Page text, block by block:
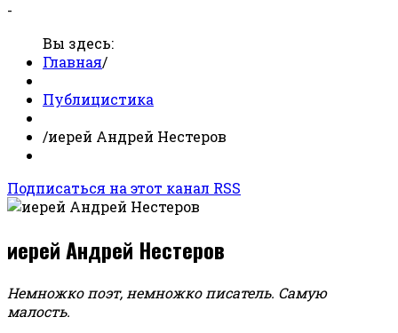
-
Вы здесь:
Главная/
Публицистика
/иерей Андрей Нестеров
Подписаться на этот канал RSS
иерей Андрей Нестеров
Немножко поэт, немножко писатель. Самую
малость.